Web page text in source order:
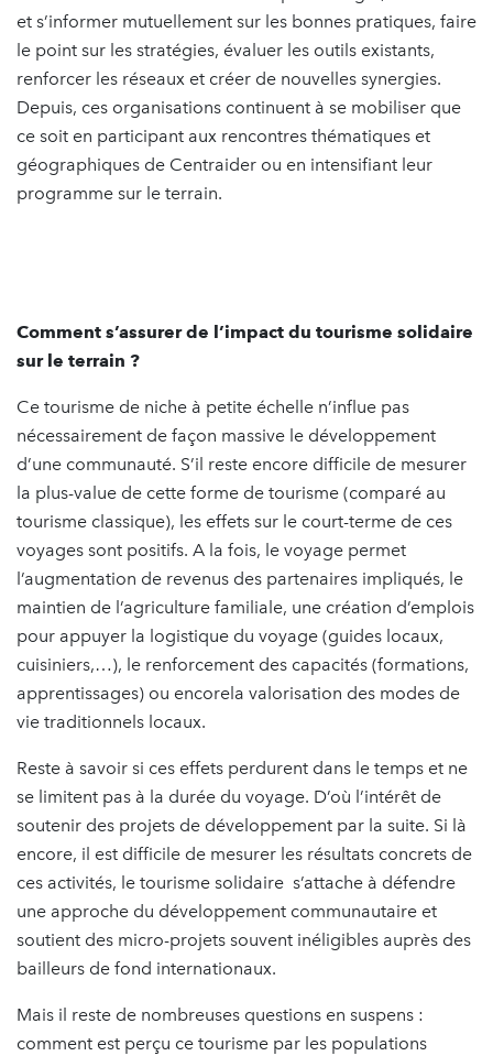
et s’informer mutuellement sur les bonnes pratiques, faire
le point sur les stratégies, évaluer les outils existants,
renforcer les réseaux et créer de nouvelles synergies.
Depuis, ces organisations continuent à se mobiliser que
ce soit en participant aux rencontres thématiques et
géographiques de Centraider ou en intensifiant leur
programme sur le terrain.
Comment s’assurer de l’impact du tourisme solidaire
sur le terrain ?
Ce tourisme de niche à petite échelle n’influe pas
nécessairement de façon massive le développement
d’une communauté. S’il reste encore difficile de mesurer
la plus-value de cette forme de tourisme (comparé au
tourisme classique), les effets sur le court-terme de ces
voyages sont positifs. A la fois, le voyage permet
l’augmentation de revenus des partenaires impliqués, le
maintien de l’agriculture familiale, une création d’emplois
pour appuyer la logistique du voyage (guides locaux,
cuisiniers,…), le renforcement des capacités (formations,
apprentissages) ou encorela valorisation des modes de
vie traditionnels locaux.
Reste à savoir si ces effets perdurent dans le temps et ne
se limitent pas à la durée du voyage. D’où l’intérêt de
soutenir des projets de développement par la suite. Si là
encore, il est difficile de mesurer les résultats concrets de
ces activités, le tourisme solidaire s’attache à défendre
une approche du développement communautaire et
soutient des micro-projets souvent inéligibles auprès des
bailleurs de fond internationaux.
Mais il reste de nombreuses questions en suspens :
comment est perçu ce tourisme par les populations